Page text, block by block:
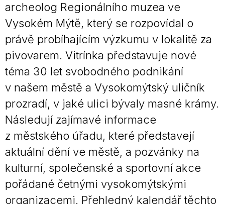
archeolog Regionálního muzea ve
Vysokém Mýtě, který se rozpovídal o
právě probíhajícím výzkumu v lokalitě za
pivovarem. Vitrínka představuje nové
téma 30 let svobodného podnikání
v našem městě a Vysokomýtský uličník
prozradí, v jaké ulici bývaly masné krámy.
Následují zajímavé informace
z městského úřadu, které představejí
aktuální dění ve městě, a pozvánky na
kulturní, společenské a sportovní akce
pořádané četnými vysokomýtskými
organizacemi. Přehledný kalendář těchto